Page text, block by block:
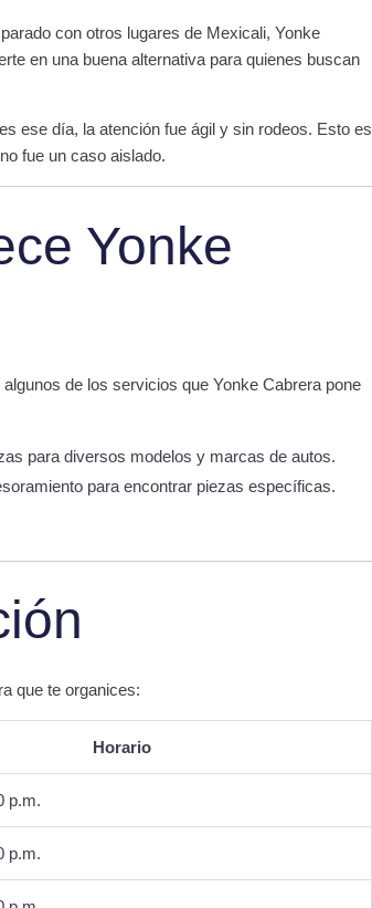
con otros lugares de Mexicali, Yonke
en una buena alternativa para quienes buscan
ese día, la atención fue ágil y sin rodeos. Esto es
fue un caso aislado.
Yonke
de los servicios que Yonke Cabrera pone
para diversos modelos y marcas de autos.
para encontrar piezas específicas.
que te organices:
Horario
p.m.
p.m.